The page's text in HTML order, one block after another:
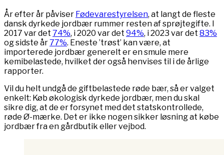
År efter år påviser Fødevarestyrelsen, at langt de fleste
dansk dyrkede jordbær rummer resten af sprøjtegifte. I
2017 var det 74%, i 2020 var det 94%, i 2023 var det 83%
og sidste år77%. Eneste ’trøst’ kan være, at
importerede jordbær generelt er en smule mere
kemibelastede, hvilket der også henvises til i de årlige
rapporter.
Vil du helt undgå de giftbelastede røde bær, så er valget
enkelt: Køb økologisk dyrkede jordbær, men du skal
sikre dig, at de er forsynet med det statskontrollede,
røde Ø-mærke. Det er ikke nogen sikker løsning at købe
jordbær fra en gårdbutik eller vejbod.